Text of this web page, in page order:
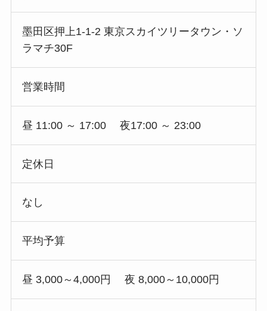
墨田区押上1-1-2 東京スカイツリータウン・ソ
ラマチ30F
営業時間
昼 11:00 ～ 17:00 夜17:00 ～ 23:00
定休日
なし
平均予算
昼 3,000～4,000円 夜 8,000～10,000円